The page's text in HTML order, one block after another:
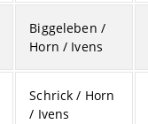
Biggeleben /
Horn / Ivens
Schrick / Horn
/ Ivens